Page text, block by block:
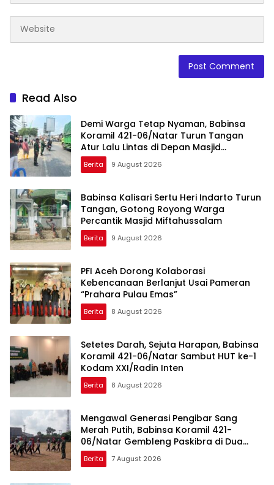
Read Also
Demi Warga Tetap Nyaman, Babinsa
Koramil 421-06/Natar Turun Tangan
Atur Lalu Lintas di Depan Masjid
Baiturrohim
Berita 9 August 2026
Babinsa Kalisari Sertu Heri Indarto Turun
Tangan, Gotong Royong Warga
Percantik Masjid Miftahussalam
Berita 9 August 2026
PFI Aceh Dorong Kolaborasi
Kebencanaan Berlanjut Usai Pameran
“Prahara Pulau Emas”
Berita 8 August 2026
Setetes Darah, Sejuta Harapan, Babinsa
Koramil 421-06/Natar Sambut HUT ke-1
Kodam XXI/Radin Inten
Berita 8 August 2026
Mengawal Generasi Pengibar Sang
Merah Putih, Babinsa Koramil 421-
06/Natar Gembleng Paskibra di Dua
Kecamatan Jelang HUT RI ke-81
Berita 7 August 2026